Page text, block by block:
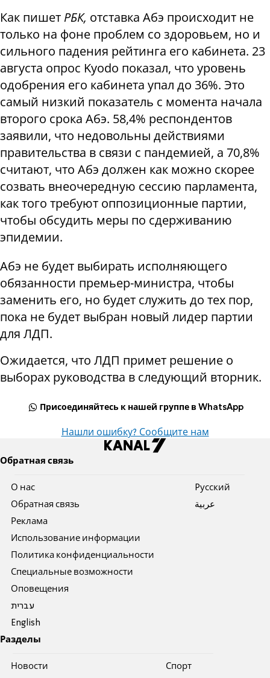
Как пишет РБК, отставка Абэ происходит не
только на фоне проблем со здоровьем, но и
сильного падения рейтинга его кабинета. 23
августа опрос Kyodo показал, что уровень
одобрения его кабинета упал до 36%. Это
самый низкий показатель с момента начала
второго срока Абэ. 58,4% респондентов
заявили, что недовольны действиями
правительства в связи с пандемией, а 70,8%
считают, что Абэ должен как можно скорее
созвать внеочередную сессию парламента,
как того требуют оппозиционные партии,
чтобы обсудить меры по сдерживанию
эпидемии.
Абэ не будет выбирать исполняющего
обязанности премьер-министра, чтобы
заменить его, но будет служить до тех пор,
пока не будет выбран новый лидер партии
для ЛДП.
Ожидается, что ЛДП примет решение о
выборах руководства в следующий вторник.
Присоединяйтесь к нашей группе в WhatsApp
Нашли ошибку? Сообщите нам
Обратная связь
О нас
Обратная связь
Реклама
Использование информации
Политика конфиденциальности
Специальные возможности
Оповещения
עברית
English
Pусский
عربية
Разделы
Новости Спорт